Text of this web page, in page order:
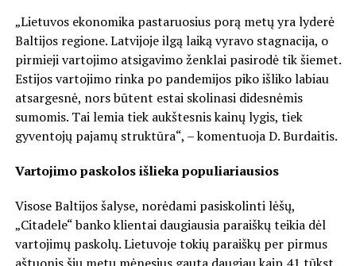
„Lietuvos ekonomika pastaruosius porą metų yra lyderė
Baltijos regione. Latvijoje ilgą laiką vyravo stagnacija, o
pirmieji vartojimo atsigavimo ženklai pasirodė tik šiemet.
Estijos vartojimo rinka po pandemijos piko išliko labiau
atsargesnė, nors būtent estai skolinasi didesnėmis
sumomis. Tai lemia tiek aukštesnis kainų lygis, tiek
gyventojų pajamų struktūra“, – komentuoja D. Burdaitis.
Vartojimo paskolos išlieka populiariausios
Visose Baltijos šalyse, norėdami pasiskolinti lėšų,
„Citadele“ banko klientai daugiausia paraiškų teikia dėl
vartojimų paskolų. Lietuvoje tokių paraiškų per pirmus